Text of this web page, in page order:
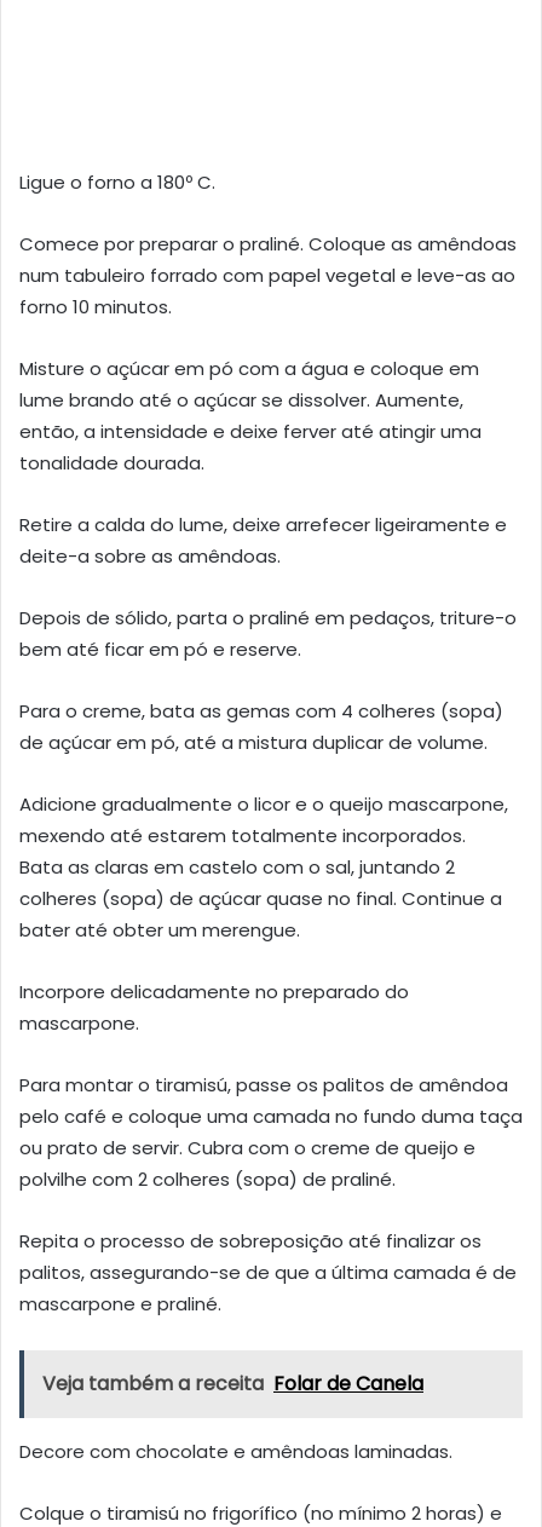
Ligue o forno a 180º C.
Comece por preparar o praliné. Coloque as amêndoas
num tabuleiro forrado com papel vegetal e leve-as ao
forno 10 minutos.
Misture o açúcar em pó com a água e coloque em
lume brando até o açúcar se dissolver. Aumente,
então, a intensidade e deixe ferver até atingir uma
tonalidade dourada.
Retire a calda do lume, deixe arrefecer ligeiramente e
deite-a sobre as amêndoas.
Depois de sólido, parta o praliné em pedaços, triture-o
bem até ficar em pó e reserve.
Para o creme, bata as gemas com 4 colheres (sopa)
de açúcar em pó, até a mistura duplicar de volume.
Adicione gradualmente o licor e o queijo mascarpone,
mexendo até estarem totalmente incorporados.
Bata as claras em castelo com o sal, juntando 2
colheres (sopa) de açúcar quase no final. Continue a
bater até obter um merengue.
Incorpore delicadamente no preparado do
mascarpone.
Para montar o tiramisú, passe os palitos de amêndoa
pelo café e coloque uma camada no fundo duma taça
ou prato de servir. Cubra com o creme de queijo e
polvilhe com 2 colheres (sopa) de praliné.
Repita o processo de sobreposição até finalizar os
palitos, assegurando-se de que a última camada é de
mascarpone e praliné.
Veja também a receita Folar de Canela
Decore com chocolate e amêndoas laminadas.
Colque o tiramisú no frigorífico (no mínimo 2 horas) e